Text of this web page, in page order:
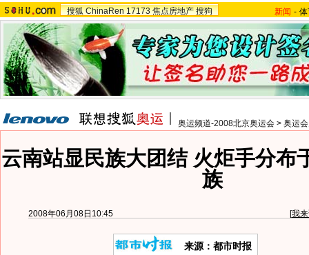
搜狐 ChinaRen 17173 焦点房地产 搜狗 新闻 -
奥运频道-2008北京奥运会 > 奥运
云南站显民族大团结 火炬手分布
族
2008年06月08日10:45 [我
来源：都市时报